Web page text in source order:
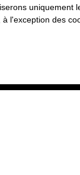
uniquement
l'exception des